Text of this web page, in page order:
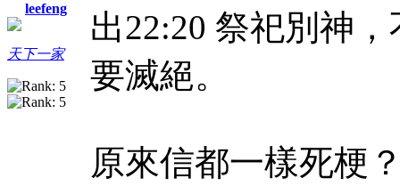
leefeng
天下一家
出22:20 祭祀別神
要滅絕。
原來信都一樣死梗